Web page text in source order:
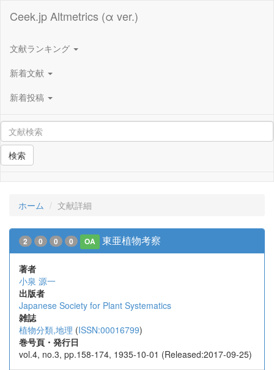
Ceek.jp Altmetrics (α ver.)
文献ランキング
新着文献
新着投稿
検索
ホーム 文献詳細
2 0 0 0 OA 東亜植物考察
著者
小泉 源一
出版者
Japanese Society for Plant Systematics
雑誌
植物分類,地理 (ISSN:00016799)
巻号頁・発行日
vol.4, no.3, pp.158-174, 1935-10-01 (Released:2017-09-25)